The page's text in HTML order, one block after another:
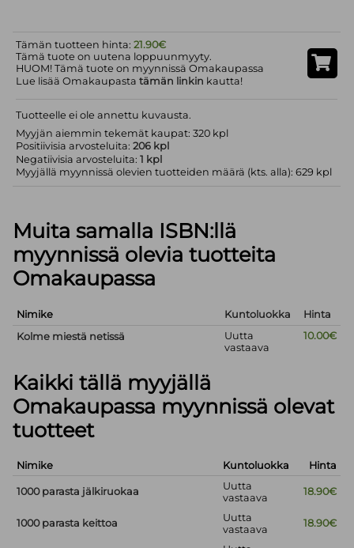
Tämän tuotteen hinta:21.90€
Tämä tuote on uutena loppuunmyyty.
HUOM! Tämä tuote on myynnissä Omakaupassa
Lue lisää Omakaupastatämän linkin kautta!
Tuotteelle ei ole annettu kuvausta.
Myyjän aiemmin tekemät kaupat: 320 kpl
Positiivisia arvosteluita:206 kpl
Negatiivisia arvosteluita:1 kpl
Myyjällä myynnissä olevien tuotteiden määrä (kts. alla): 629 kpl
Muita samalla ISBN:llä
myynnissä olevia tuotteita
Omakaupassa
Nimike Kuntoluokka
Hinta
Kolme miestä netissä
Uutta
vastaava
10.00€
Kaikki tällä myyjällä
Omakaupassa myynnissä olevat
tuotteet
Nimike Kuntoluokka Hinta
1000 parasta jälkiruokaa
Uutta
vastaava
18.90€
1000 parasta keittoa
Uutta
vastaava
18.90€